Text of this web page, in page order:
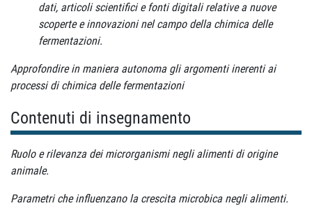
dati, articoli scientifici e fonti digitali relative a nuove
scoperte e innovazioni nel campo della chimica delle
fermentazioni.
Approfondire in maniera autonoma gli argomenti inerenti ai
processi di chimica delle fermentazioni
Contenuti di insegnamento
Ruolo e rilevanza dei microrganismi negli alimenti di origine
animale.
Parametri che influenzano la crescita microbica negli alimenti.